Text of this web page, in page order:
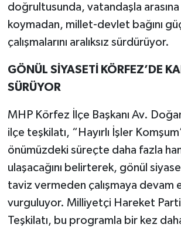
doğrultusunda, vatandaşla
koymadan, millet-devlet bağını
çalışmalarını aralıksız sürdürüyor.
GÖNÜL SİYASETİ KÖRFEZ’DE
SÜRÜYOR
MHP Körfez İlçe Başkanı Av.
ilçe teşkilatı, “Hayırlı İşler
önümüzdeki süreçte daha fazla
ulaşacağını belirterek, gönül
taviz vermeden çalışmaya devam
vurguluyor. Milliyetçi Hareket
Teşkilatı, bu programla bir kez